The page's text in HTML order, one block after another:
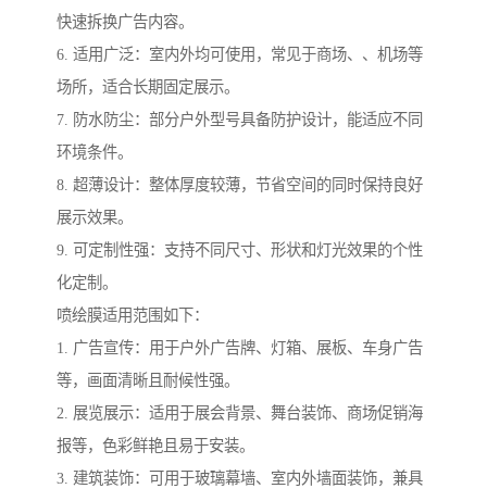
快速拆换广告内容。
6. 适用广泛：室内外均可使用，常见于商场、、机场等
场所，适合长期固定展示。
7. 防水防尘：部分户外型号具备防护设计，能适应不同
环境条件。
8. 超薄设计：整体厚度较薄，节省空间的同时保持良好
展示效果。
9. 可定制性强：支持不同尺寸、形状和灯光效果的个性
化定制。
喷绘膜适用范围如下：
1. 广告宣传：用于户外广告牌、灯箱、展板、车身广告
等，画面清晰且耐候性强。
2. 展览展示：适用于展会背景、舞台装饰、商场促销海
报等，色彩鲜艳且易于安装。
3. 建筑装饰：可用于玻璃幕墙、室内外墙面装饰，兼具